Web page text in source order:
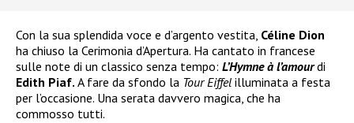
Con la sua splendida voce e d’argento vestita, Céline Dion
ha chiuso la Cerimonia d’Apertura. Ha cantato in francese
sulle note di un classico senza tempo: L’Hymne à l’amourdi
Edith Piaf. A fare da sfondo la Tour Eiffel illuminata a festa
per l’occasione. Una serata davvero magica, che ha
commosso tutti.